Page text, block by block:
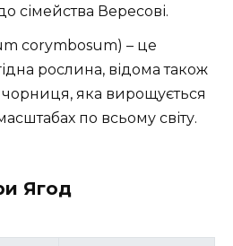
сімейства Вересові.
corymbosum) – це
рослина, відома також
яка вирощується
по всьому світу.
Ягод